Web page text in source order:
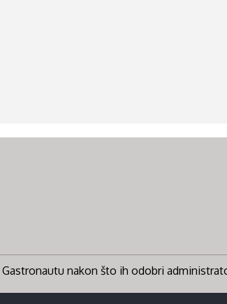
nakon što ih odobri